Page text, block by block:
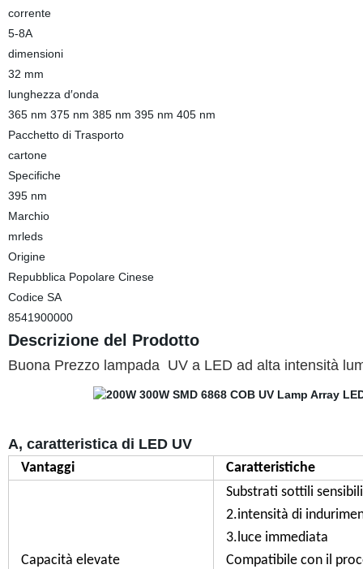
corrente
5-8A
dimensioni
32 mm
lunghezza d′onda
365 nm 375 nm 385 nm 395 nm 405 nm
Pacchetto di Trasporto
cartone
Specifiche
395 nm
Marchio
mrleds
Origine
Repubblica Popolare Cinese
Codice SA
8541900000
Descrizione del Prodotto
Buona Prezzo lampada UV a LED ad alta intensità
A, caratteristica di LED UV
Vantaggi Caratteristiche
Capacità elevate
Substrati sottili
2.intensità di
3.luce immediata
Compatibile con il